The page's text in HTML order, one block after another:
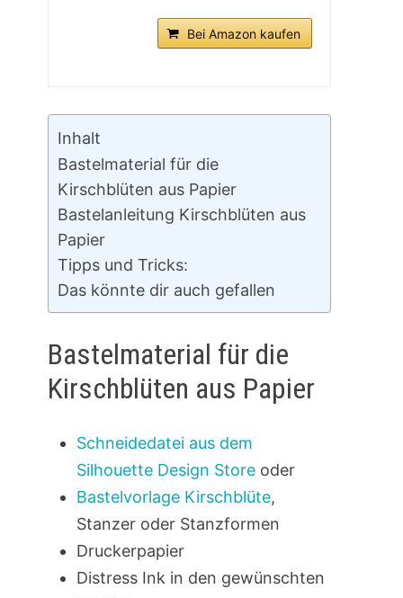
Bei Amazon kaufen
Inhalt
Bastelmaterial für die
Kirschblüten aus Papier
Bastelanleitung Kirschblüten aus
Papier
Tipps und Tricks:
Das könnte dir auch gefallen
Bastelmaterial für die
Kirschblüten aus Papier
Schneidedatei aus dem
Silhouette Design Storeoder
Bastelvorlage Kirschblüte,
Stanzer oder Stanzformen
Druckerpapier
Distress Ink in den gewünschten